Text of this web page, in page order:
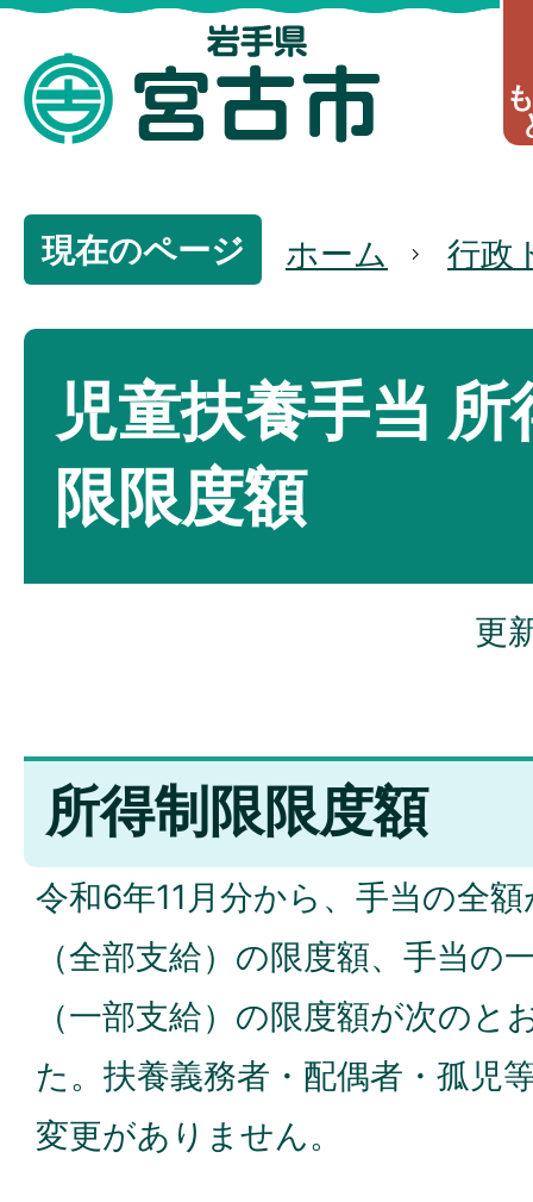
現在のページ ホーム 行政
児童扶養手当 所
限限度額
更
所得制限限度額
令和6年11月分から、手当の全
（全部支給）の限度額、手当の
（一部支給）の限度額が次の
た。扶養義務者・配偶者・孤児
変更がありません。